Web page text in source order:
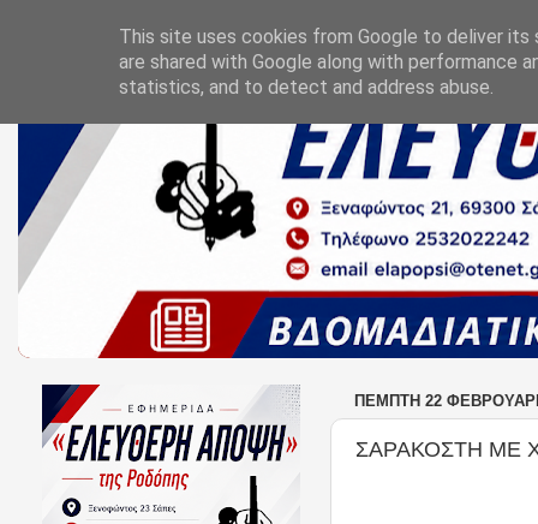
ΠΈΜΠΤΗ 22
ΣΑΡΑΚΟΣΤΗ ΜΕ
This site uses cookies from Google to deliver its
are shared with Google along with performance
statistics, and to detect and address abuse.